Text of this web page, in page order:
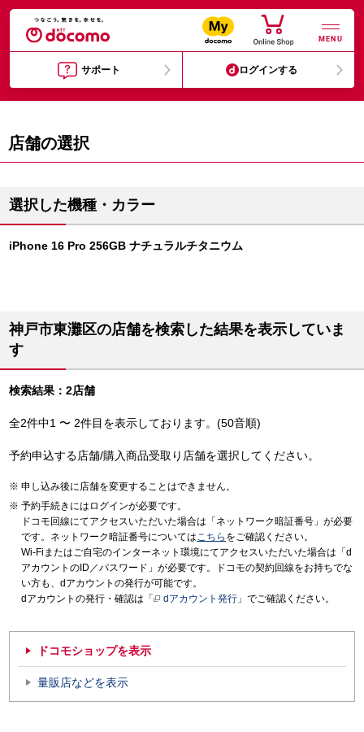
MENU
サポート ログインする
店舗の選択
選択した機種・カラー
iPhone 16 Pro 256GB ナチュラルチタニウム
神戸市東灘区の店舗を検索した結果を表示していま
す
検索結果：2店舗
全2件中1 〜 2件目を表示しております。(50音順)
予約申込する店舗/購入商品受取り店舗を選択してください。
申し込み後に店舗を変更することはできません。
予約手続きにはログインが必要です。
ドコモ回線にてアクセスいただいた場合は「ネットワーク暗証番号」が必要
です。ネットワーク暗証番号についてはこちら をご確認ください。
Wi-Fiまたはご自宅のインターネット環境にてアクセスいただいた場合は「d
アカウントのID／パスワード」が必要です。ドコモの契約回線をお持ちでな
い方も、dアカウントの発行が可能です。
dアカウントの発行・確認は「
dアカウント発行 」でご確認ください。
ドコモショップを表示
量販店などを表示